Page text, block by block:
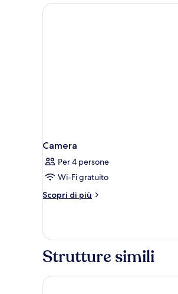
access)
max.
3
Camera
Per 4 persone
Wi-Fi gratuito
Scopri di più
Altri
Strutture simili
GuestHouse Hotel Kaatsheuvel